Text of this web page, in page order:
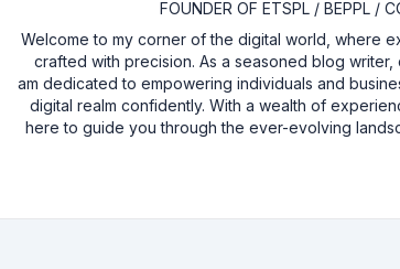
FOUNDER OF ETSPL / BEPPL /
Welcome to my corner of the digital world, where
crafted with precision. As a seasoned blog
am dedicated to empowering individuals and
digital realm confidently. With a wealth of
here to guide you through the ever-evolving